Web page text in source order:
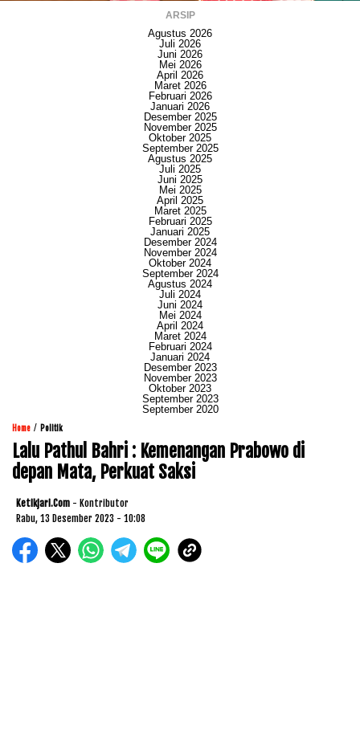
ARSIP
Agustus 2026
Juli 2026
Juni 2026
Mei 2026
April 2026
Maret 2026
Februari 2026
Januari 2026
Desember 2025
November 2025
Oktober 2025
September 2025
Agustus 2025
Juli 2025
Juni 2025
Mei 2025
April 2025
Maret 2025
Februari 2025
Januari 2025
Desember 2024
November 2024
Oktober 2024
September 2024
Agustus 2024
Juli 2024
Juni 2024
Mei 2024
April 2024
Maret 2024
Februari 2024
Januari 2024
Desember 2023
November 2023
Oktober 2023
September 2023
September 2020
Home / Politik
Lalu Pathul Bahri : Kemenangan Prabowo di
depan Mata, Perkuat Saksi
Ketikjari.com - Kontributor
Rabu, 13 Desember 2023 - 10:08